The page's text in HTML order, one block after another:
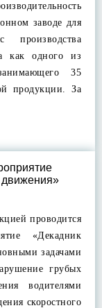
заводе для
как одного из
35
продукции. За
движения»
проводится
«Декадник
задачами
грубых
водителями
скоростного